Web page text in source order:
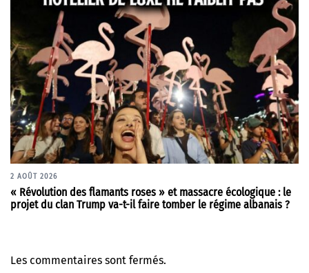
2 AOÛT 2026
« Révolution des flamants roses » et massacre écologique : le
projet du clan Trump va-t-il faire tomber le régime albanais ?
Les commentaires sont fermés.